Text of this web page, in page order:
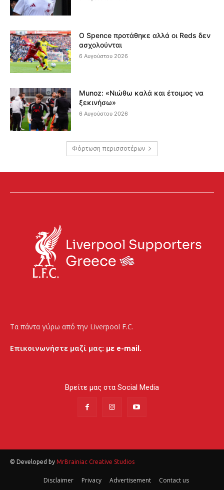
Ο Spence προτάθηκε αλλά οι Reds δεν
ασχολούνται
6 Αυγούστου 2026
Munoz: «Νιώθω καλά και έτοιμος να
ξεκινήσω»
6 Αυγούστου 2026
Φόρτωση περισσοτέρων
Τα πάντα γύρω από την Liverpool F.C.
Επικοινωνήστε μαζί μας: με e-mail.
Βρείτε μας στα Social Media
© Developed by MrBrainiac Creative Studios
Disclaimer Privacy Advertisement Contact us